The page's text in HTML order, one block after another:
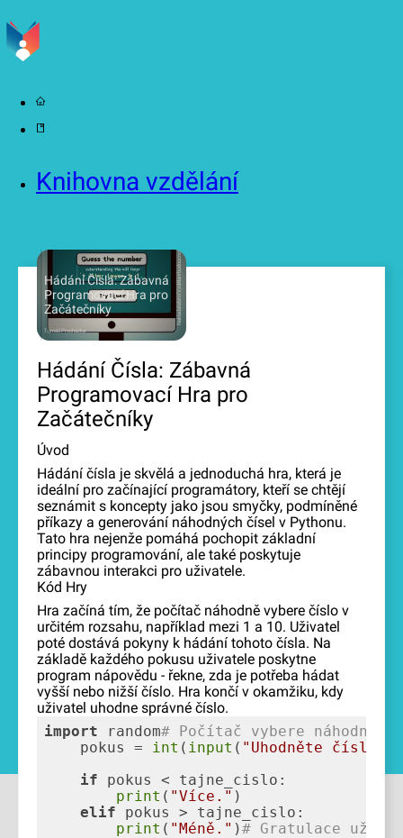
Knihovna vzdělání
Hádání Čísla: Zábavná
Programovací Hra pro
Začátečníky
Nakladatelství
Vzdělání budoucnosti
Tomáš Procházka
Hádání Čísla: Zábavná
Programovací Hra pro
Začátečníky
Úvod
Hádání čísla je skvělá a jednoduchá hra, která je
ideální pro začínající programátory, kteří se chtějí
seznámit s koncepty jako jsou smyčky, podmíněné
příkazy a generování náhodných čísel v Pythonu.
Tato hra nejenže pomáhá pochopit základní
principy programování, ale také poskytuje
zábavnou interakci pro uživatele.
Kód Hry
Hra začíná tím, že počítač náhodně vybere číslo v
určitém rozsahu, například mezi 1 a 10. Uživatel
poté dostává pokyny k hádání tohoto čísla. Na
základě každého pokusu uživatele poskytne
program nápovědu - řekne, zda je potřeba hádat
vyšší nebo nižší číslo. Hra končí v okamžiku, kdy
uživatel uhodne správné číslo.
import random# Počítač vybere náhodné
    pokus =
int ( input ( "Uhodněte číslo
if
print ( "Více."
elif
print ( "Méně." )# Gratulace